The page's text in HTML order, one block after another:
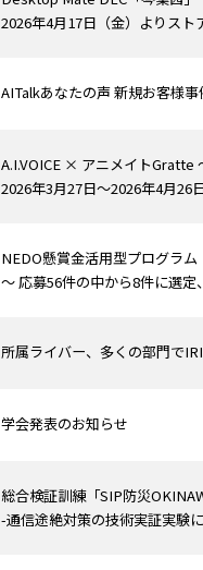
2026年4月17日（金）よりスト
AITalkあなたの声 新規お客様
A.I.VOICE × アニメイトGratte
2026年3月27日～2026年4月26
NEDO懸賞金活用型プログラ
～ 応募56件の中から8件に選
所属ライバー、多くの部門で
学会発表のお知らせ
総合検証訓練「SIP防災
-通信途絶対策の技術実証実験